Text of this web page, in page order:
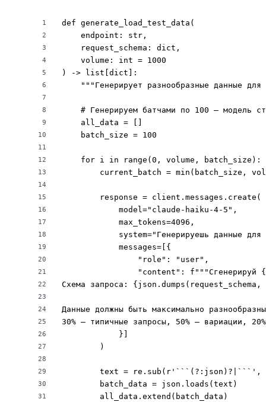
1
2
3
4
5
6
7
8
9
10
11
12
13
14
15
16
17
18
19
20
21
22
23
24
25
26
27
28
29
30
31
def generate_load_test_data(
    endpoint: str,
    request_schema: dict,
    volume: int = 1000
) -> list[dict]:
"""Генерирует разнообразные данные для
# Генерируем батчами по 100 — модель
    all_data = []
    batch_size = 100
    for i in range(0, volume, batch_size):
current_batch = min(batch_size,
        response = client.messages.create(
            model="claude-haiku-4-5",
            max_tokens=4096,
system="Генерируешь данные
            messages=[{
                "role": "user",
"content": f"""Сгенерируй
Схема запроса:
Данные должны быть максимально
30% — типичные запросы, 50% — вариации,
            }]
        )
text =
        batch_data = json.loads(text)
        all_data.extend(batch_data)